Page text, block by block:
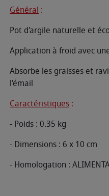
Général :
Pot d'argile naturelle et
Application à froid avec
Absorbe les graisses et
l'émail
Caractéristiques :
- Poids : 0.35 kg
- Dimensions : 6 x 10 cm
- Homologation :